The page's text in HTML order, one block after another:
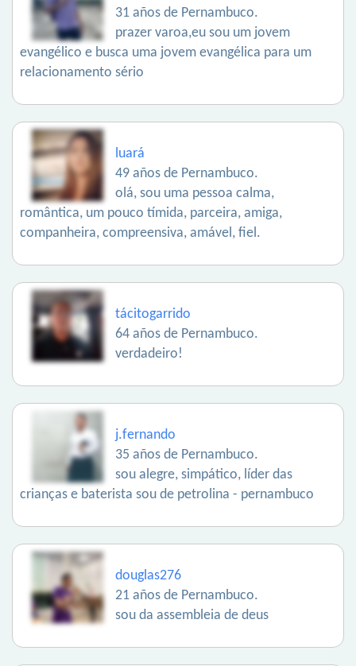
31 años de Pernambuco.
prazer varoa,eu sou um jovem
evangélico e busca uma jovem evangélica para um
relacionamento sério
luará
49 años de Pernambuco.
olá, sou uma pessoa calma,
romântica, um pouco tímida, parceira, amiga,
companheira, compreensiva, amável, fiel.
tácitogarrido
64 años de Pernambuco.
verdadeiro!
j.fernando
35 años de Pernambuco.
sou alegre, simpático, líder das
crianças e baterista sou de petrolina - pernambuco
douglas276
21 años de Pernambuco.
sou da assembleia de deus